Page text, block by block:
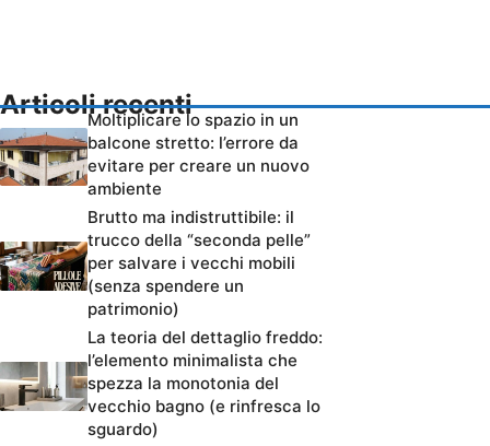
Articoli recenti
Moltiplicare lo spazio in un
balcone stretto: l’errore da
evitare per creare un nuovo
ambiente
Brutto ma indistruttibile: il
trucco della “seconda pelle”
per salvare i vecchi mobili
(senza spendere un
patrimonio)
La teoria del dettaglio freddo:
l’elemento minimalista che
spezza la monotonia del
vecchio bagno (e rinfresca lo
sguardo)